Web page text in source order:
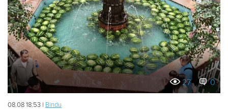
27 0
08.08 18:53 | Bindu